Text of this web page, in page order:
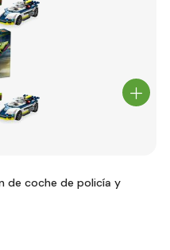
de coche de policía y